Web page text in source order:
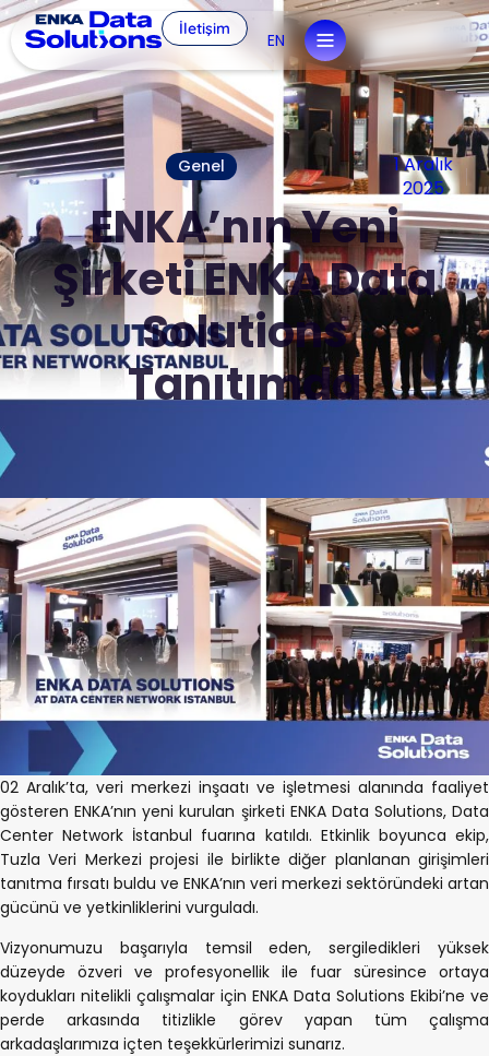
İletişim
EN
Genel
1 Aralık
2025
ENKA’nın Yeni
Şirketi ENKA Data
Solutions
Tanıtımda
02 Aralık’ta, veri merkezi inşaatı ve işletmesi alanında faaliyet
gösteren ENKA’nın yeni kurulan şirketi ENKA Data Solutions, Data
Center Network İstanbul fuarına katıldı. Etkinlik boyunca ekip,
Tuzla Veri Merkezi projesi ile birlikte diğer planlanan girişimleri
tanıtma fırsatı buldu ve ENKA’nın veri merkezi sektöründeki artan
gücünü ve yetkinliklerini vurguladı.
Vizyonumuzu başarıyla temsil eden, sergiledikleri yüksek
düzeyde özveri ve profesyonellik ile fuar süresince ortaya
koydukları nitelikli çalışmalar için ENKA Data Solutions Ekibi’ne ve
perde arkasında titizlikle görev yapan tüm çalışma
arkadaşlarımıza içten teşekkürlerimizi sunarız.